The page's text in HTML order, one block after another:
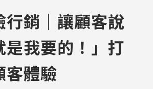
行銷｜讓顧客說
是我要的！」打
客體驗